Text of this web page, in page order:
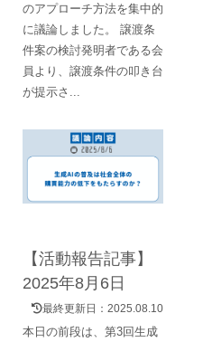
のアプローチ方法を集中的
に議論しました。 譲渡条
件案の検討発明者である会
員より、譲渡条件の叩き台
が提示さ...
【活動報告記事】
2025年8月6日
最終更新日： 2025.08.10
本日の前段は、第3回生成